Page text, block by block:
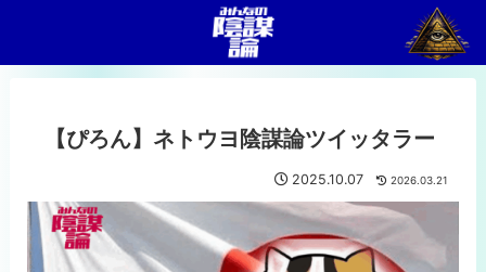
【ぴろん】ネトウヨ陰謀論ツイッタラー
2025.10.07 2026.03.21